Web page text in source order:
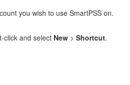
you wish to use SmartPSS on.
click and select New > Shortcut.